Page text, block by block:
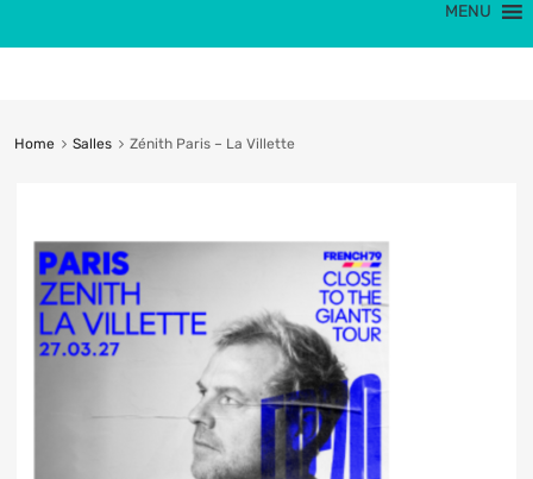
MENU
Home Salles Zénith Paris – La Villette